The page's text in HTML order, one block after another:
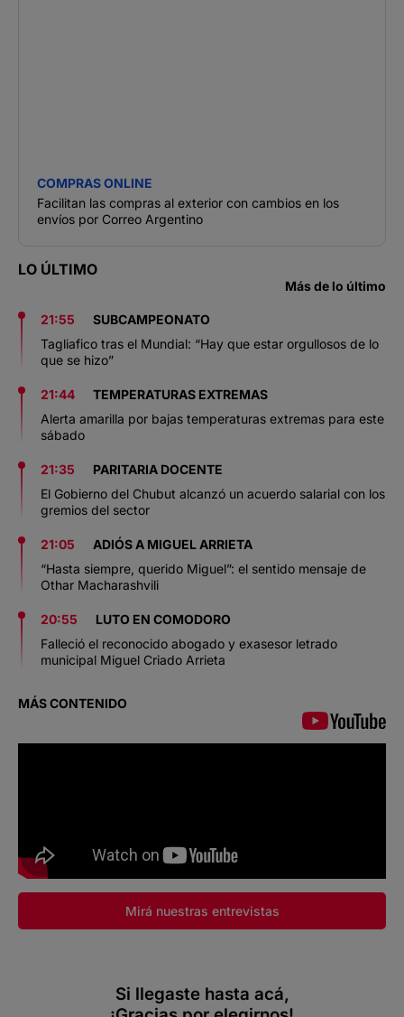
COMPRAS ONLINE
Facilitan las compras al exterior con cambios en los
envíos por Correo Argentino
LO ÚLTIMO
Más de lo último
21:55
SUBCAMPEONATO
Tagliafico tras el Mundial: “Hay que estar orgullosos de lo
que se hizo”
21:44
TEMPERATURAS EXTREMAS
Alerta amarilla por bajas temperaturas extremas para este
sábado
21:35
PARITARIA DOCENTE
El Gobierno del Chubut alcanzó un acuerdo salarial con los
gremios del sector
21:05
ADIÓS A MIGUEL ARRIETA
“Hasta siempre, querido Miguel”: el sentido mensaje de
Othar Macharashvili
20:55
LUTO EN COMODORO
Falleció el reconocido abogado y exasesor letrado
municipal Miguel Criado Arrieta
MÁS CONTENIDO
Mirá nuestras entrevistas
Si llegaste hasta acá,